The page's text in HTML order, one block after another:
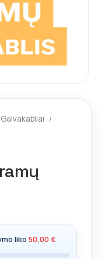
Galvakabliai
liko 50,00€